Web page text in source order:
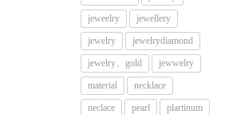
jeweelry
jewellery
jewelry
jewelrydiamond
jewelry、gold
jewwelry
material
necklace
neclace
pearl
plartinum